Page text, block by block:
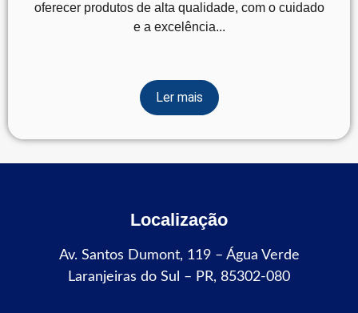
oferecer produtos de alta qualidade, com o cuidado
e a excelência...
Ler mais
Localização
Av. Santos Dumont, 119 – Água Verde
Laranjeiras do Sul – PR, 85302-080